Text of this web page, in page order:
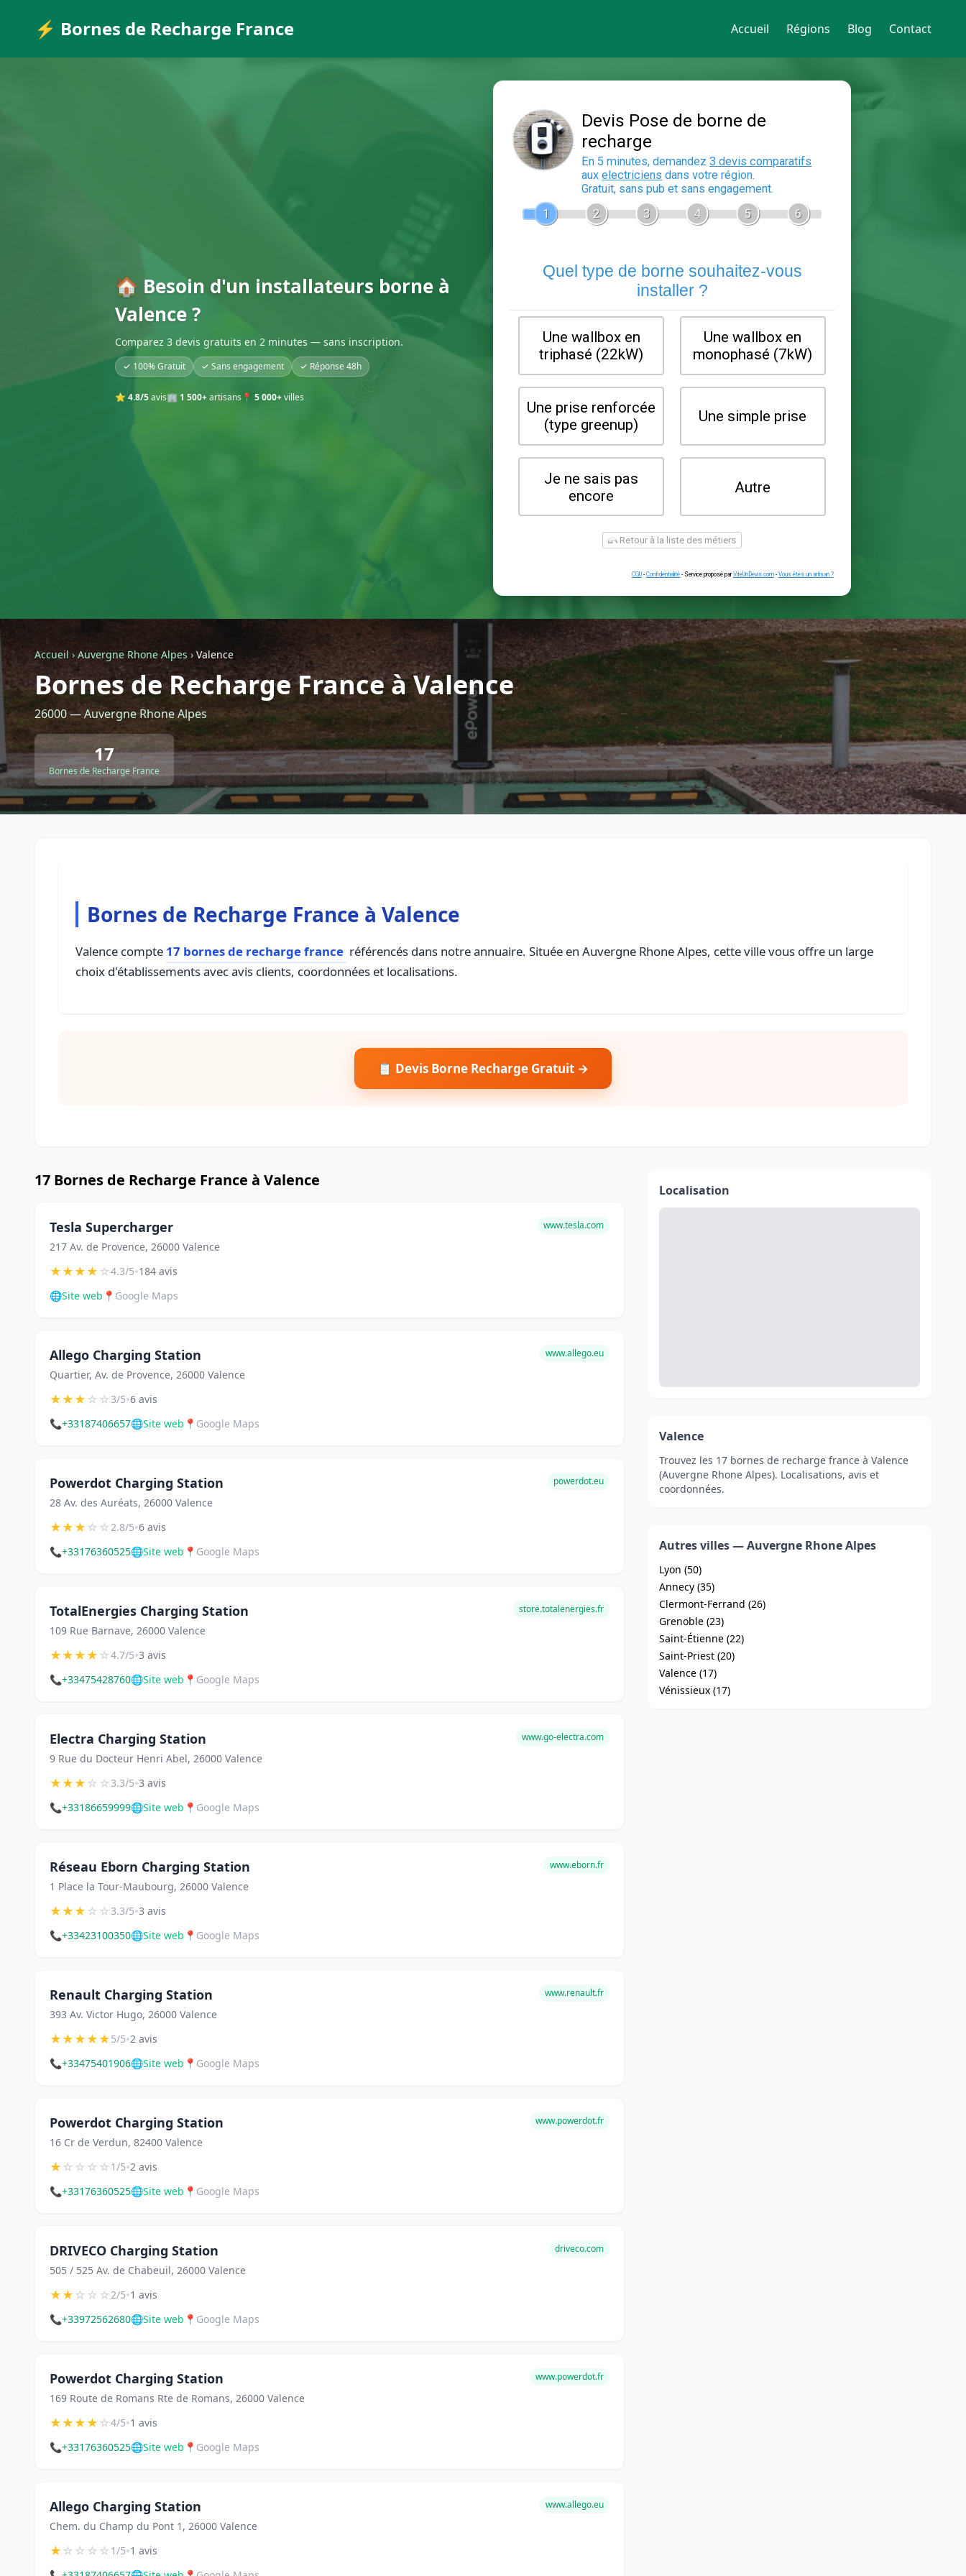
⚡ Bornes de Recharge France Accueil Régions Blog Contact
🏠 Besoin d'un installateurs borne à
Valence ?
Comparez 3 devis gratuits en 2 minutes — sans inscription.
✓ 100% Gratuit ✓ Sans engagement ✓ Réponse 48h
⭐ 4.8/5avis🏢 1 500+artisans 📍 5 000+villes
recharge
En 5 minutes, demandez
auxelectriciensdans votre région.
Gratuit, sans pub et sans engagement.
Quel type de borne souhaitez-
installer ?
Une wallbox en
Une prise renforcée
(type greenup)
Je ne sais pas
Retour à la liste des métiers
Confidentialité - Service proposé par ViteUnDevis.com-
Accueil › Auvergne Rhone Alpes › Valence
Bornes de Recharge France à Valence
26000 — Auvergne Rhone Alpes
17
Bornes de Recharge France
Bornes de Recharge France à Valence
Valence compte 17 bornes de recharge france référencés dans notre annuaire. Située en Auvergne Rhone Alpes, cette ville vous offre un large
choix d'établissements avec avis clients, coordonnées et localisations.
📋 Devis Borne Recharge Gratuit →
17 Bornes de Recharge France à Valence
Tesla Supercharger
217 Av. de Provence, 26000 Valence
www.tesla.com
★★★★☆4.3/5•184 avis
🌐Site web 📍 Google Maps
Allego Charging Station
Quartier, Av. de Provence, 26000 Valence
www.allego.eu
★★★☆☆3/5•6 avis
📞+33187406657🌐Site web 📍 Google Maps
Powerdot Charging Station
28 Av. des Auréats, 26000 Valence
powerdot.eu
★★★☆☆2.8/5•6 avis
📞+33176360525🌐Site web 📍 Google Maps
TotalEnergies Charging Station
109 Rue Barnave, 26000 Valence
store.totalenergies.fr
★★★★☆4.7/5•3 avis
📞+33475428760🌐Site web 📍 Google Maps
Electra Charging Station
9 Rue du Docteur Henri Abel, 26000 Valence
www.go-electra.com
★★★☆☆3.3/5•3 avis
📞+33186659999🌐Site web 📍 Google Maps
Réseau Eborn Charging Station
1 Place la Tour-Maubourg, 26000 Valence
www.eborn.fr
★★★☆☆3.3/5•3 avis
📞+33423100350🌐Site web 📍 Google Maps
Renault Charging Station
393 Av. Victor Hugo, 26000 Valence
www.renault.fr
★★★★★5/5•2 avis
📞+33475401906🌐Site web 📍 Google Maps
Powerdot Charging Station
16 Cr de Verdun, 82400 Valence
www.powerdot.fr
★☆☆☆☆1/5•2 avis
📞+33176360525🌐Site web 📍 Google Maps
DRIVECO Charging Station
505 / 525 Av. de Chabeuil, 26000 Valence
driveco.com
★★☆☆☆2/5•1 avis
📞+33972562680🌐Site web 📍 Google Maps
Powerdot Charging Station
169 Route de Romans Rte de Romans, 26000 Valence
www.powerdot.fr
★★★★☆4/5•1 avis
📞+33176360525🌐Site web 📍 Google Maps
Allego Charging Station
Chem. du Champ du Pont 1, 26000 Valence
www.allego.eu
★☆☆☆☆1/5•1 avis
Localisation
Valence
Trouvez les 17 bornes de recharge france à Valence
(Auvergne Rhone Alpes). Localisations, avis et
coordonnées.
Autres villes — Auvergne Rhone Alpes
Lyon (50)
Annecy (35)
Clermont-Ferrand (26)
Grenoble (23)
Saint-Étienne (22)
Saint-Priest (20)
Valence (17)
Vénissieux (17)